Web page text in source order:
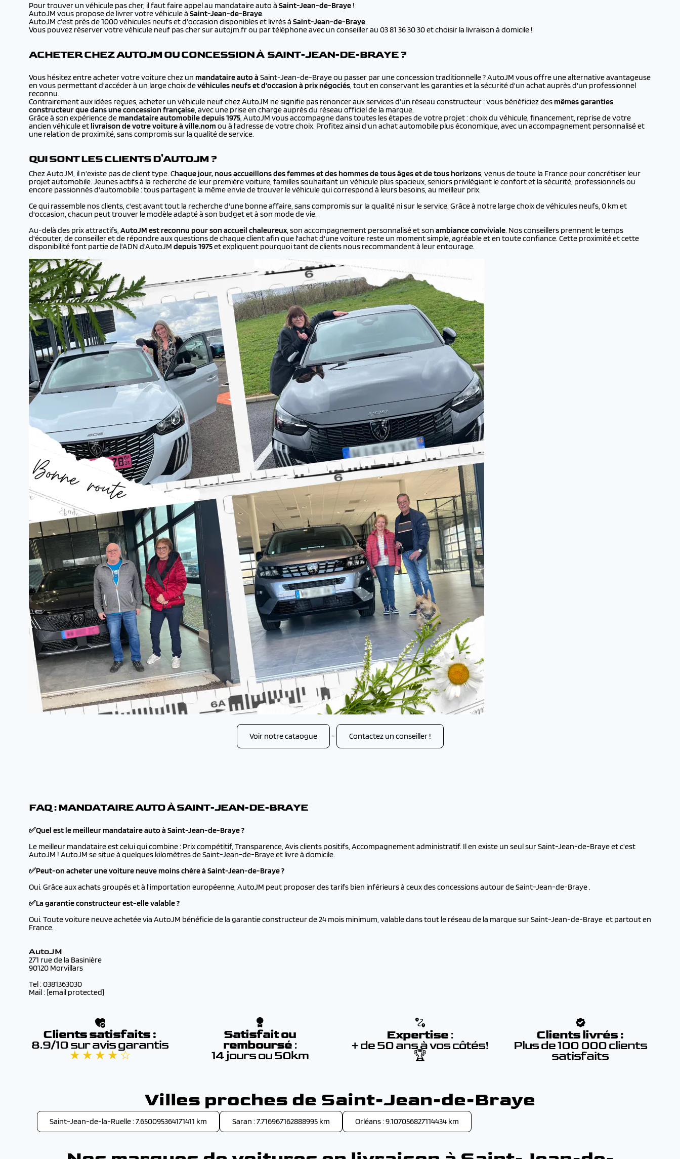
Pour trouver un véhicule pas cher, il faut faire appel au mandataire auto à Saint-Jean-de-Braye !
AutoJM vous propose de livrer votre véhicule à Saint-Jean-de-Braye.
AutoJM c'est près de 1000 véhicules neufs et d'occasion disponibles et livrés à Saint-Jean-de-Braye.
Vous pouvez réserver votre véhicule neuf pas cher sur autojm.fr ou par téléphone avec un conseiller au 03 81 36 30 30 et choisir la livraison à domicile !
ACHETER CHEZ AUTOJM OU CONCESSION À SAINT-JEAN-DE-BRAYE ?
Vous hésitez entre acheter votre voiture chez un mandataire auto à Saint-Jean-de-Braye ou passer par une concession traditionnelle ? AutoJM vous offre une alternative avantageuse
en vous permettant d'accéder à un large choix devéhicules neufs et d'occasion à prix négociés, tout en conservant les garanties et la sécurité d'un achat auprès d'un professionnel
reconnu.
Contrairement aux idées reçues, acheter un véhicule neuf chez AutoJM ne signifie pas renoncer aux services d'un réseau constructeur : vous bénéficiez desmêmes garanties
constructeur que dans une concession française, avec une prise en charge auprès du réseau officiel de la marque.
Grâce à son expérience demandataire automobile depuis 1975, AutoJM vous accompagne dans toutes les étapes de votre projet : choix du véhicule, financement, reprise de votre
ancien véhicule etlivraison de votre voiture à ville.nom ou à l'adresse de votre choix. Profitez ainsi d'un achat automobile plus économique, avec un accompagnement personnalisé et
une relation de proximité, sans compromis sur la qualité de service.
QUI SONT LES CLIENTS D'AUTOJM ?
Chez AutoJM, il n'existe pas de client type. Chaque jour, nous accueillons des femmes et des hommes de tous âges et de tous horizons, venus de toute la France pour concrétiser leur
projet automobile. Jeunes actifs à la recherche de leur première voiture, familles souhaitant un véhicule plus spacieux, seniors privilégiant le confort et la sécurité, professionnels ou
encore passionnés d'automobile : tous partagent la même envie de trouver le véhicule qui correspond à leurs besoins, au meilleur prix.
Ce qui rassemble nos clients, c'est avant tout la recherche d'une bonne affaire, sans compromis sur la qualité ni sur le service. Grâce à notre large choix de véhicules neufs, 0 km et
d'occasion, chacun peut trouver le modèle adapté à son budget et à son mode de vie.
Au-delà des prix attractifs, AutoJM est reconnu pour son accueil chaleureux, son accompagnement personnalisé et son ambiance conviviale. Nos conseillers prennent le temps
d'écouter, de conseiller et de répondre aux questions de chaque client afin que l'achat d'une voiture reste un moment simple, agréable et en toute confiance. Cette proximité et cette
disponibilité font partie de l'ADN d'AutoJM depuis 1975et expliquent pourquoi tant de clients nous recommandent à leur entourage.
Voir notre cataogue - Contactez un conseiller !
FAQ : MANDATAIRE AUTO À SAINT-JEAN-DE-BRAYE
✅Quel est le meilleur mandataire auto à Saint-Jean-de-Braye ?
Le meilleur mandataire est celui qui combine : Prix compétitif, Transparence, Avis clients positifs, Accompagnement administratif. Il en existe un seul sur Saint-Jean-de-Braye et c'est
AutoJM ! AutoJM se situe à quelques kilomètres de Saint-Jean-de-Braye et livre à domicile.
✅Peut-on acheter une voiture neuve moins chère à Saint-Jean-de-Braye ?
Oui. Grâce aux achats groupés et à l’importation européenne, AutoJM peut proposer des tarifs bien inférieurs à ceux des concessions autour de Saint-Jean-de-Braye .
✅La garantie constructeur est-elle valable ?
Oui. Toute voiture neuve achetée via AutoJM bénéficie de la garantie constructeur de 24 mois minimum, valable dans tout le réseau de la marque sur Saint-Jean-de-Braye et partout en
France.
AutoJM
271 rue de la Basinière
90120 Morvillars
Tel : 0381363030
Mail : [email protected]
Clients satisfaits :
8.9/10 sur avis garantis
★ ★ ★ ★ ☆
Satisfait ou
remboursé :
14 jours ou 50km
Expertise :
+ de 50 ans à vos côtés!
🏆
Clients livrés :
Plus de 100 000 clients
satisfaits
Villes proches de Saint-Jean-de-Braye
Saint-Jean-de-la-Ruelle : 7.650095364171411 km Saran : 7.716967162888995 km Orléans : 9.107056827114434 km